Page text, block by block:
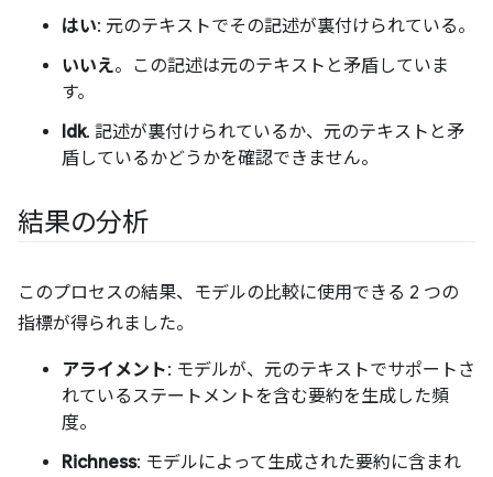
はい: 元のテキストでその記述が裏付けられている。
いいえ。この記述は元のテキストと矛盾していま
す。
Idk. 記述が裏付けられているか、元のテキストと矛
盾しているかどうかを確認できません。
結果の分析
このプロセスの結果、モデルの比較に使用できる 2 つの
指標が得られました。
アライメント: モデルが、元のテキストでサポートさ
れているステートメントを含む要約を生成した頻
度。
Richness: モデルによって生成された要約に含まれ